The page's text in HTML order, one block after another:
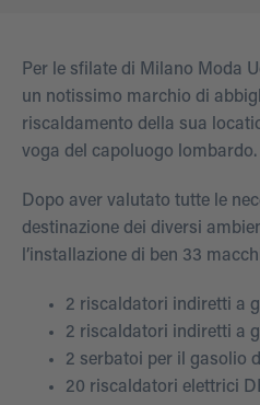
Per le sfilate di Milano Moda
un notissimo marchio di
riscaldamento della sua
voga del capoluogo lombardo.
Dopo aver valutato tutte le
destinazione dei diversi
l’installazione di ben 33
2 riscaldatori indiretti a
2 riscaldatori indiretti a
2 serbatoi per il gasolio
20 riscaldatori elettrici